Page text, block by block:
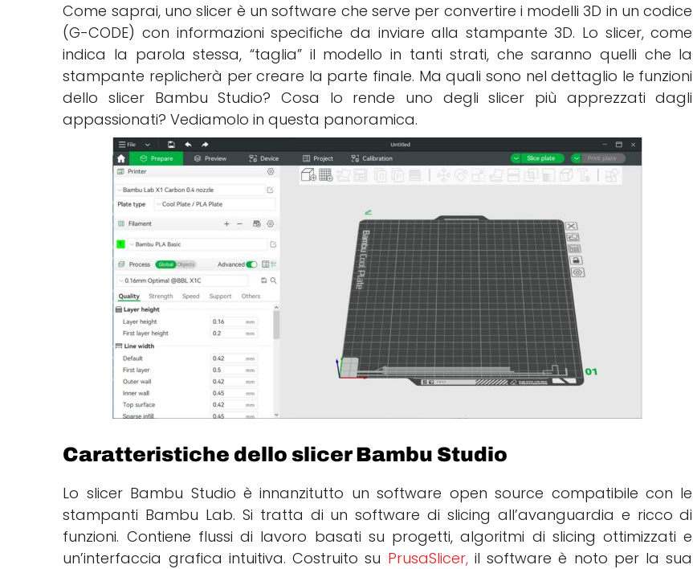
Come saprai, uno slicer è un software che serve per convertire i modelli 3D in un codice
(G-CODE) con informazioni specifiche da inviare alla stampante 3D. Lo slicer, come
indica la parola stessa, “taglia” il modello in tanti strati, che saranno quelli che la
stampante replicherà per creare la parte finale. Ma quali sono nel dettaglio le funzioni
dello slicer Bambu Studio? Cosa lo rende uno degli slicer più apprezzati dagli
appassionati? Vediamolo in questa panoramica.
Caratteristiche dello slicer Bambu Studio
Lo slicer Bambu Studio è innanzitutto un software open source compatibile con le
stampanti Bambu Lab. Si tratta di un software di slicing all’avanguardia e ricco di
funzioni. Contiene flussi di lavoro basati su progetti, algoritmi di slicing ottimizzati e
un’interfaccia grafica intuitiva. Costruito su PrusaSlicer,il software è noto per la sua